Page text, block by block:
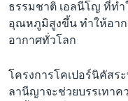
ธรรมชาติ เอลนีโญ ที่ท
อุณหภูมิสูงขึ้น ทำให้อา
อากาศทั่วโลก
โครงการโคเปอร์นิคัสร
ลานีญาจะช่วยบรรเทาค